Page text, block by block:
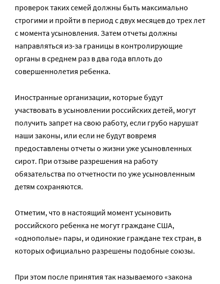
проверок таких семей должны быть максимально
строгими и пройти в период с двух месяцев до трех лет
с момента усыновления. Затем отчеты должны
направляться из-за границы в контролирующие
органы в среднем раз в два года вплоть до
совершеннолетия ребенка.
Иностранные организации, которые будут
участвовать в усыновлении российских детей, могут
получить запрет на свою работу, если грубо нарушат
наши законы, или если не будут вовремя
предоставлены отчеты о жизни уже усыновленных
сирот. При отзыве разрешения на работу
обязательства по отчетности по уже усыновленным
детям сохраняются.
Отметим, что в настоящий момент усыновить
российского ребенка не могут граждане США,
«однополые» пары, и одинокие граждане тех стран, в
которых официально разрешены подобные союзы.
При этом после принятия так называемого «закона